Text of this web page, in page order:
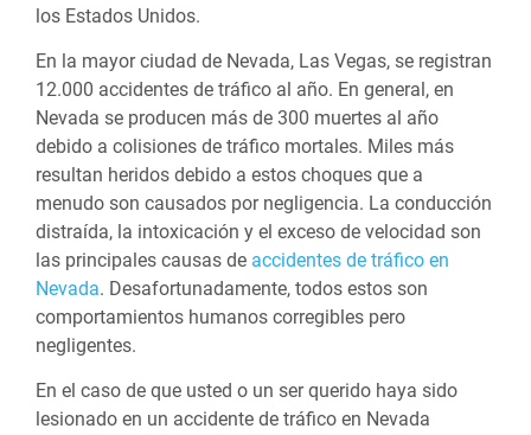
los Estados Unidos.
En la mayor ciudad de Nevada, Las Vegas, se registran
12.000 accidentes de tráfico al año. En general, en
Nevada se producen más de 300 muertes al año
debido a colisiones de tráfico mortales. Miles más
resultan heridos debido a estos choques que a
menudo son causados por negligencia. La conducción
distraída, la intoxicación y el exceso de velocidad son
las principales causas de accidentes de tráfico en
Nevada. Desafortunadamente, todos estos son
comportamientos humanos corregibles pero
negligentes.
En el caso de que usted o un ser querido haya sido
lesionado en un accidente de tráfico en Nevada